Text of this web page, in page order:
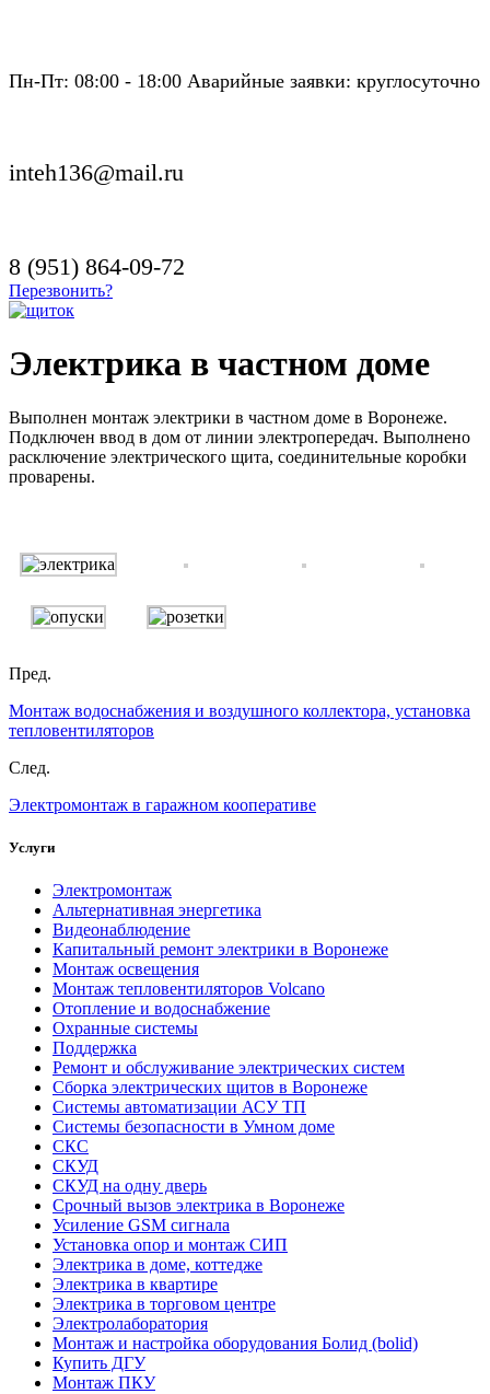
Пн-Пт: 08:00 - 18:00 Аварийные заявки: круглосуточно
inteh136@mail.ru
8 (951) 864-09-72
Перезвонить?
Электрика в частном доме
Выполнен монтаж электрики в частном доме в Воронеже.
Подключен ввод в дом от линии электропередач. Выполнено
расключение электрического щита, соединительные коробки
проварены.
Пред.
Монтаж водоснабжения и воздушного коллектора, установка
тепловентиляторов
След.
Электромонтаж в гаражном кооперативе
Услуги
Электромонтаж
Альтернативная энергетика
Видеонаблюдение
Капитальный ремонт электрики в Воронеже
Монтаж освещения
Монтаж тепловентиляторов Volcano
Отопление и водоснабжение
Охранные системы
Поддержка
Ремонт и обслуживание электрических систем
Сборка электрических щитов в Воронеже
Системы автоматизации АСУ ТП
Системы безопасности в Умном доме
СКС
СКУД
СКУД на одну дверь
Срочный вызов электрика в Воронеже
Усиление GSM сигнала
Установка опор и монтаж СИП
Электрика в доме, коттедже
Электрика в квартире
Электрика в торговом центре
Электролаборатория
Монтаж и настройка оборудования Болид (bolid)
Купить ДГУ
Монтаж ПКУ